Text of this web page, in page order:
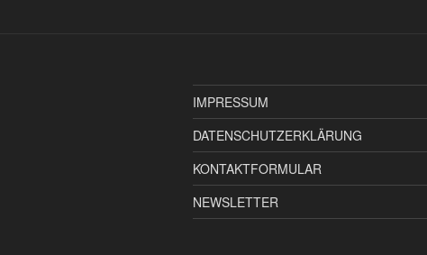
IMPRESSUM
DATENSCHUTZERKLÄRUNG
KONTAKTFORMULAR
NEWSLETTER